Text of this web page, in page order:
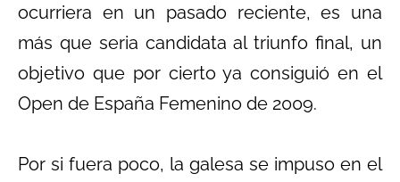
ocurriera en un pasado reciente, es una
más que seria candidata al triunfo final, un
objetivo que por cierto ya consiguió en el
Open de España Femenino de 2009.
Por si fuera poco, la galesa se impuso en el